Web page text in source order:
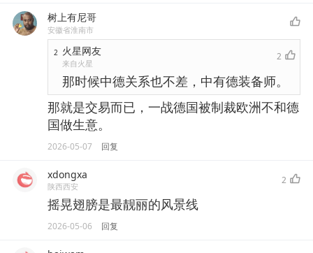
树上有尼哥
安徽省淮南市
2 火星网友
来自火星
2
那时候中德关系也不差，中有德装备师。
那就是交易而已，一战德国被制裁欧洲不和德
国做生意。
2026-05-07 回复
xdongxa
陕西西安
2
摇晃翅膀是最靓丽的风景线
2026-05-06 回复